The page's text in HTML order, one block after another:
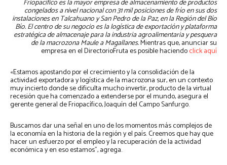
Friopacífico es la mayor empresa de almacenamiento de productos
congelados a nivel nacional con 31 mil posiciones de frío en sus dos
instalaciones en Talcahuano y San Pedro de la Paz, en la Región del Bío
Bío. El centro de su negocio es la logística de exportación y plataforma
estratégica de almacenaje para la industria agroalimentaria y pesquera
de la macrozona Maule a Magallanes.Mientras que, anunciar su
empresa en el DirectorioFruta es posible haciendoclick aquí
«Estamos apostando por el crecimiento y la consolidación de la
actividad exportadora y logística de la macrozona sur, en un contexto
muy incierto donde se dificulta mucho invertir, producto de la virtual
recesión que ha comenzado a extenderse por el mundo, asegura el
gerente general de Friopacífico, Joaquín del Campo Sanfurgo.
Buscamos dar una señal en uno de los momentos más complejos de
la economía en la historia de la región y el país. Creemos que hay que
hacer un esfuerzo por el empleo y la recuperación de la actividad
económica y en eso estamos”, agrega.